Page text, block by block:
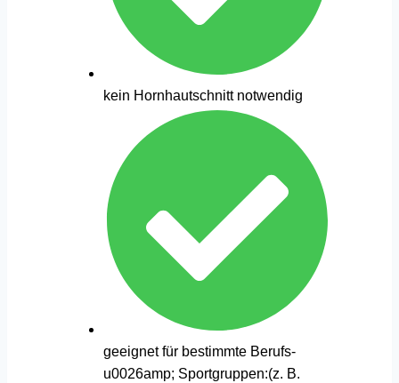
kein Hornhautschnitt notwendig
geeignet für bestimmte Berufs-
u0026amp; Sportgruppen:(z. B.